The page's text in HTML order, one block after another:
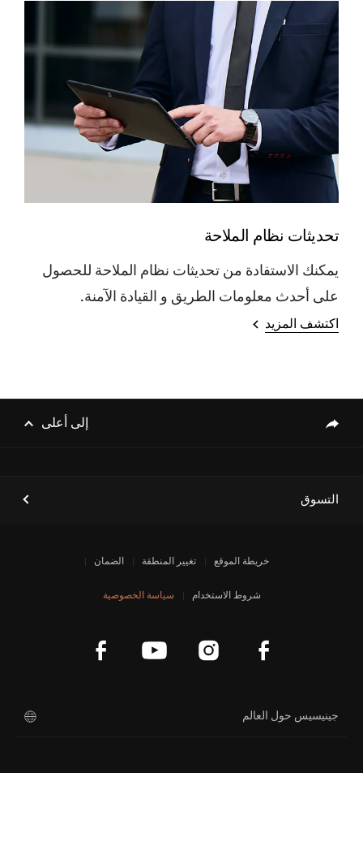
تحديثات نظام الملاحة
يمكنك الاستفادة من تحديثات نظام الملاحة للحصول
على أحدث معلومات الطريق و القيادة الآمنة.
اكتشف المزيد
إلى أعلى
التسوق
خريطة الموقع تغيير المنطقة الضمان
شروط الاستخدام سياسة الخصوصية
جينيسيس حول العالم